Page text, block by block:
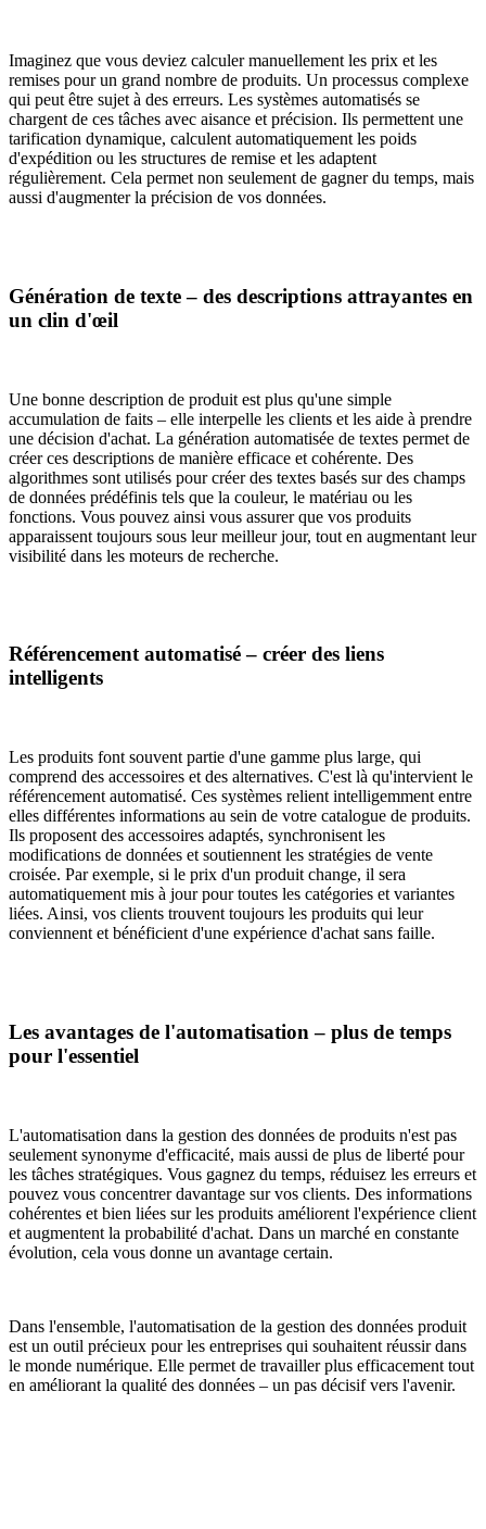
Imaginez que vous deviez calculer manuellement les prix et les
remises pour un grand nombre de produits. Un processus complexe
qui peut être sujet à des erreurs. Les systèmes automatisés se
chargent de ces tâches avec aisance et précision. Ils permettent une
tarification dynamique, calculent automatiquement les poids
d'expédition ou les structures de remise et les adaptent
régulièrement. Cela permet non seulement de gagner du temps, mais
aussi d'augmenter la précision de vos données.
Génération de texte – des descriptions attrayantes en
un clin d'œil
Une bonne description de produit est plus qu'une simple
accumulation de faits – elle interpelle les clients et les aide à prendre
une décision d'achat. La génération automatisée de textes permet de
créer ces descriptions de manière efficace et cohérente. Des
algorithmes sont utilisés pour créer des textes basés sur des champs
de données prédéfinis tels que la couleur, le matériau ou les
fonctions. Vous pouvez ainsi vous assurer que vos produits
apparaissent toujours sous leur meilleur jour, tout en augmentant leur
visibilité dans les moteurs de recherche.
Référencement automatisé – créer des liens
intelligents
Les produits font souvent partie d'une gamme plus large, qui
comprend des accessoires et des alternatives. C'est là qu'intervient le
référencement automatisé. Ces systèmes relient intelligemment entre
elles différentes informations au sein de votre catalogue de produits.
Ils proposent des accessoires adaptés, synchronisent les
modifications de données et soutiennent les stratégies de vente
croisée. Par exemple, si le prix d'un produit change, il sera
automatiquement mis à jour pour toutes les catégories et variantes
liées. Ainsi, vos clients trouvent toujours les produits qui leur
conviennent et bénéficient d'une expérience d'achat sans faille.
Les avantages de l'automatisation – plus de temps
pour l'essentiel
L'automatisation dans la gestion des données de produits n'est pas
seulement synonyme d'efficacité, mais aussi de plus de liberté pour
les tâches stratégiques. Vous gagnez du temps, réduisez les erreurs et
pouvez vous concentrer davantage sur vos clients. Des informations
cohérentes et bien liées sur les produits améliorent l'expérience client
et augmentent la probabilité d'achat. Dans un marché en constante
évolution, cela vous donne un avantage certain.
Dans l'ensemble, l'automatisation de la gestion des données produit
est un outil précieux pour les entreprises qui souhaitent réussir dans
le monde numérique. Elle permet de travailler plus efficacement tout
en améliorant la qualité des données – un pas décisif vers l'avenir.